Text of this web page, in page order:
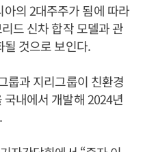
의 2대주주가 됨에 따라
드 신차 합작 모델과 관
것으로 보인다.
룹과 지리그룹이 친환경
내에서 개발해 2024년